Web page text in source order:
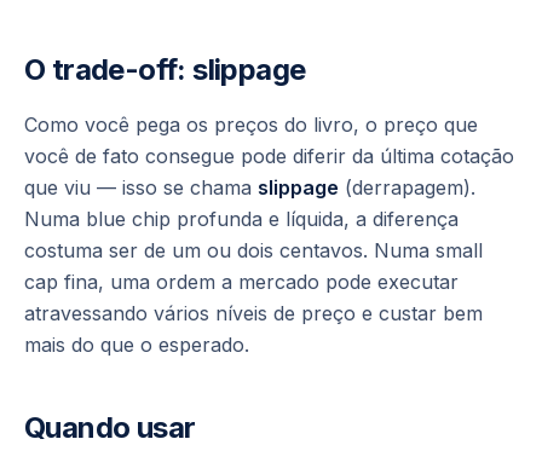
O trade-off: slippage
Como você pega os preços do livro, o preço que
você de fato consegue pode diferir da última cotação
que viu — isso se chama slippage (derrapagem).
Numa blue chip profunda e líquida, a diferença
costuma ser de um ou dois centavos. Numa small
cap fina, uma ordem a mercado pode executar
atravessando vários níveis de preço e custar bem
mais do que o esperado.
Quando usar